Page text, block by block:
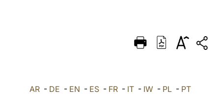
DEUTSCH
العربيّة AR- DE - EN - ES- FR- IT- IW- PL- PT